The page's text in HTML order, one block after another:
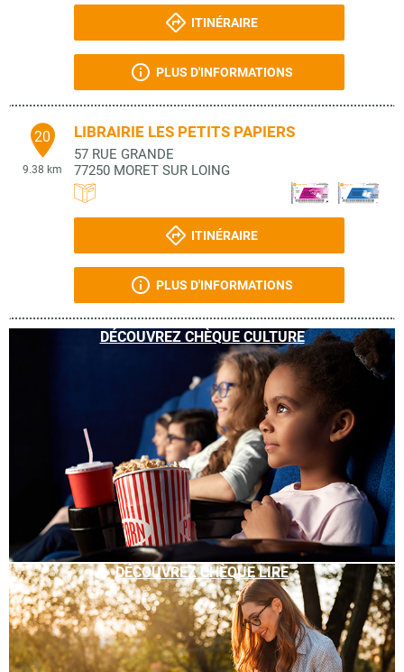
ITINÉRAIRE
PLUS D'INFORMATIONS
20
9.38 km
LIBRAIRIE LES PETITS PAPIERS
57 RUE GRANDE
77250 MORET SUR LOING
ITINÉRAIRE
PLUS D'INFORMATIONS
DÉCOUVREZ CHÈQUE CULTURE
DÉCOUVREZ CHÈQUE LIRE